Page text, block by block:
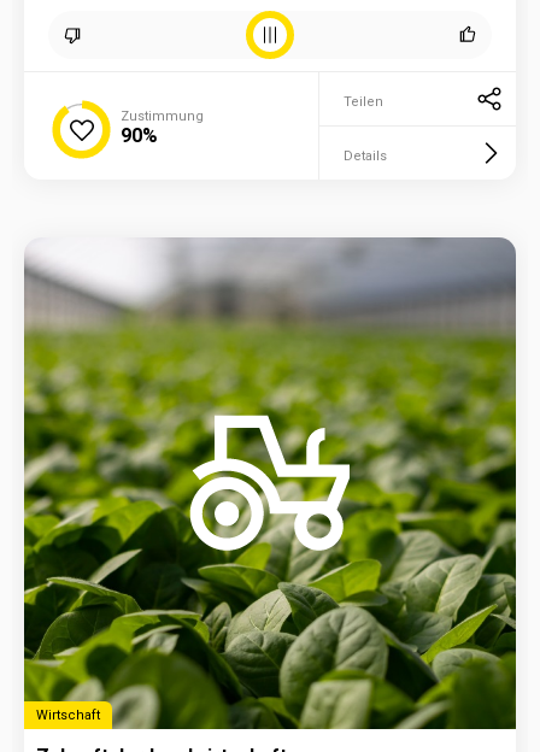
Zustimmung
90%
Teilen
Details
Wirtschaft